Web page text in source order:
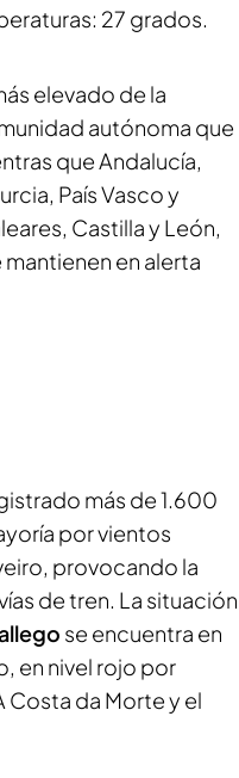
27 grados.
elevado de la
autónoma que
que Andalucía,
País Vasco y
Castilla y León,
mantienen en alerta
más de 1.600
por vientos
provocando la
de tren. La situación
se encuentra en
en nivel rojo por
Costa da Morte y el